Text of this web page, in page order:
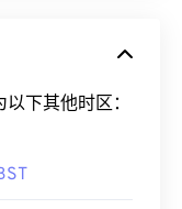
下其他时区：